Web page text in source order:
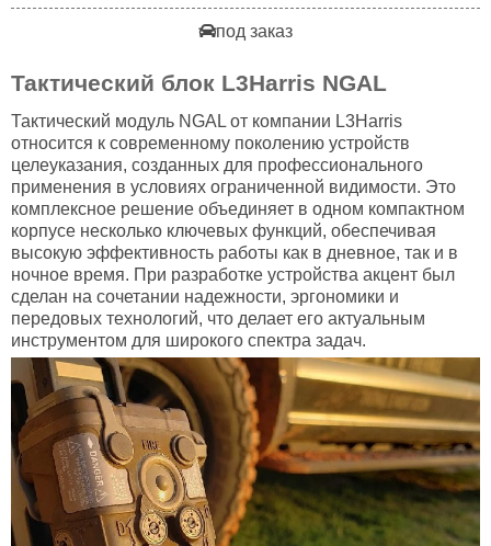
под заказ
Тактический блок L3Harris NGAL
Тактический модуль NGAL от компании L3Harris
относится к современному поколению устройств
целеуказания, созданных для профессионального
применения в условиях ограниченной видимости. Это
комплексное решение объединяет в одном компактном
корпусе несколько ключевых функций, обеспечивая
высокую эффективность работы как в дневное, так и в
ночное время. При разработке устройства акцент был
сделан на сочетании надежности, эргономики и
передовых технологий, что делает его актуальным
инструментом для широкого спектра задач.